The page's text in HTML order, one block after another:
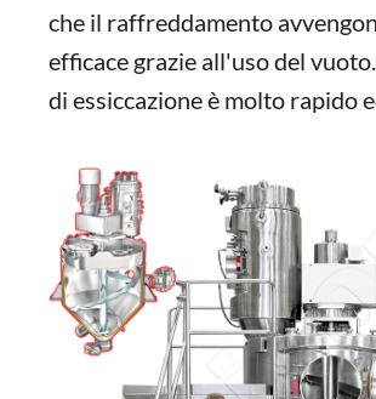
che il raffreddamento
efficace grazie all'uso del
di essiccazione è molto rapido